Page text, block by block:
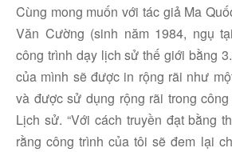
Cùng mong muốn với tác giả Ma
Văn Cường (sinh năm 1984, ngụ
công trình dạy lịch sử thế giới bằng
của mình sẽ được in rộng rãi như
và được sử dụng rộng rãi trong
Lịch sử. “Với cách truyền đạt bằng
rằng công trình của tôi sẽ đem lại